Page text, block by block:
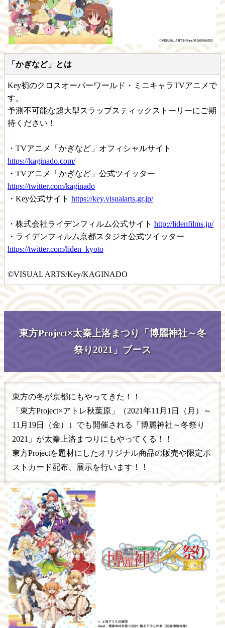
「かぎなど」とは
Key初のクロスオーバーワールド・ミニキャラTVアニメで
す。
予測不可能な超大型スラップスティックストーリーにご期
待ください！
・TVアニメ「かぎなど」オフィシャルサイト
https://kaginado.com/
・TVアニメ「かぎなど」公式ツイッター
https://twitter.com/kaginado
・Key公式サイト https://key.visualarts.gr.jp/
・株式会社ライデンフィルム公式サイト http://lidenfilms.jp/
・ライデンフィルム京都スタジオ公式ツイッター
https://twitter.com/liden_kyoto
©VISUAL ARTS/Key/KAGINADO
東方Project×太秦上洛まつり「博麗神社～冬
祭り2021」ブース
東方の冬が京都にもやってきた！！
「東方Project×アトレ秋葉原」（2021年11月1日（月）～
11月19日（金））でも開催される「博麗神社～冬祭り
2021」が太秦上洛まつりにもやってくる！！
東方Projectを題材にしたオリジナル商品の販売や限定ポ
ストカード配布、展示を行います！！